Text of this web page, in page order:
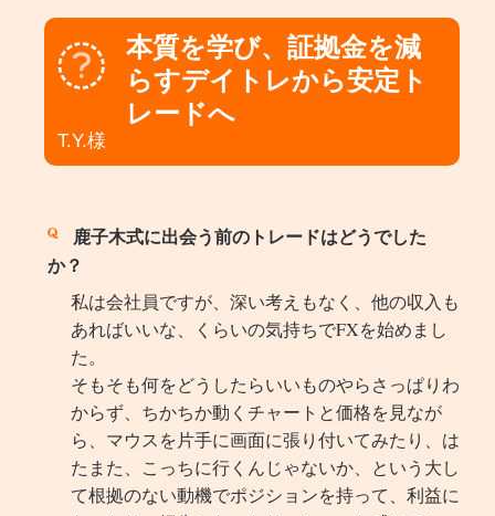
本質を学び、証拠金を減
らすデイトレから安定ト
レードへ
T.Y.様
鹿子木式に出会う前のトレードはどうでした
か？
私は会社員ですが、深い考えもなく、他の収入も
あればいいな、くらいの気持ちでFXを始めまし
た。
そもそも何をどうしたらいいものやらさっぱりわ
からず、ちかちか動くチャートと価格を見なが
ら、マウスを片手に画面に張り付いてみたり、は
たまた、こっちに行くんじゃないか、という大し
て根拠のない動機でポジションを持って、利益に